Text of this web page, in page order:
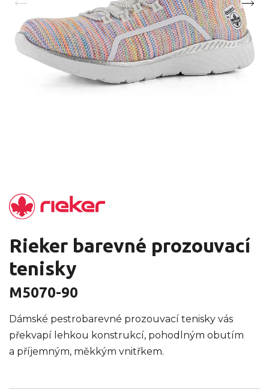
Rieker barevné prozouvací
tenisky
M5070-90
Dámské pestrobarevné prozouvací tenisky vás
překvapí lehkou konstrukcí, pohodlným obutím
a příjemným, měkkým vnitřkem.